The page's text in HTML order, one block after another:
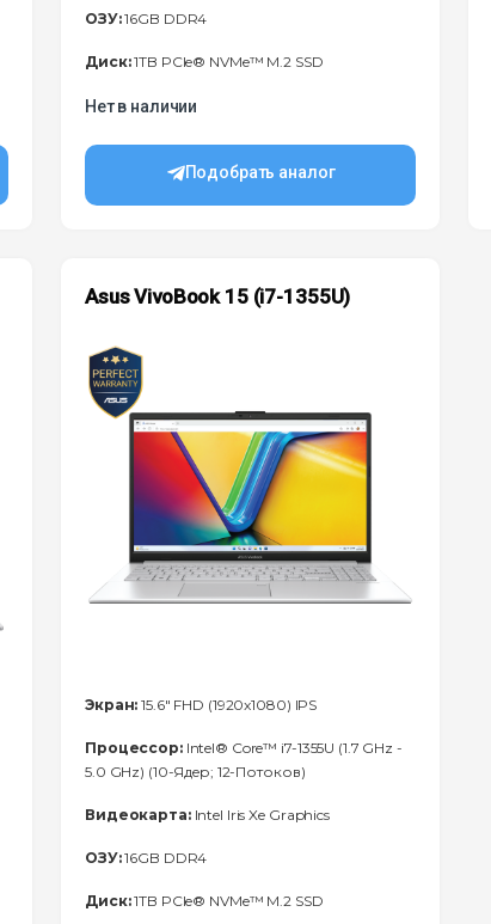
ОЗУ:16GB DDR4
Диск:1TB PCIe® NVMe™ M.2 SSD
Нет в наличии
Подобрать аналог
Asus VivoBook 15 (i7-1355U)
Экран: 15.6" FHD (1920x1080) IPS
Процессор:Intel® Core™ i7-1355U (1.7 GHz -
5.0 GHz) (10-Ядeр; 12-Потоков)
Видеокарта:Intel Iris Xe Graphics
ОЗУ:16GB DDR4
Диск:1TB PCIe® NVMe™ M.2 SSD